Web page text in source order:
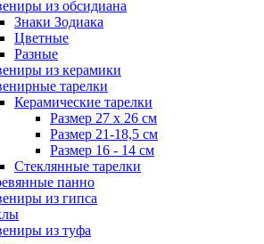
из обсидиана
Знаки Зодиака
Цветные
Разные
из керамики
тарелки
Керамические тарелки
Размер 27 х 26 см
Размер 21-18,5 см
Размер 16 - 14 см
Стеклянные тарелки
панно
из гипса
из туфа